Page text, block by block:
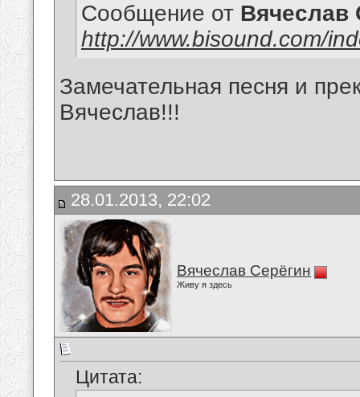
Сообщение от Вячеслав
http://www.bisound.com/
Замечательная песня и
Вячеслав!!!
28.01.2013, 22:02
Вячеслав Серёгин
Живу я здесь
Цитата: